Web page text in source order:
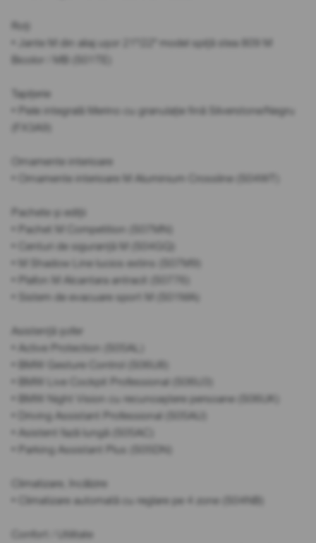
Roți
• Jante M din aliaj ușor 21"/22" model spiță stea 809 M
Bicolor / MB (S01TE)
Tapițerie
• Piele integrală Merino cu granulație fină Silverstone/Negru
(FX3A9)
Ornamente interioare
• Ornamente interioare M Aluminium Crossline (S04WT)
Pachete și ediții
• Pachet M Competition (S07MN)
• Centuri de siguranță M (S04GQ)
• M Shadow Line lucios extins (S07M9)
• Plafon M Alcantara antracit (S0776)
• Sistem de evacuare sport M (S01MA)
Asistență șofer
• Active Protection (S05AL)
• BMW Gesture Control (S06U8)
• BMW Live Cockpit Professional (S06U3)
• BMW Night Vision cu recunoaștere persoane (S06UK)
• Driving Assistant Professional (S05AU)
• Asistent fază lungă (S05AC)
• Parking Assistant Plus (S05DN)
Climatizare, încălzire
• Climatizare automată cu reglare pe 4 zone (S04NB)
Confort / Utilitate